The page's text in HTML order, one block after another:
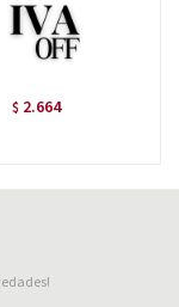
$ 2.664